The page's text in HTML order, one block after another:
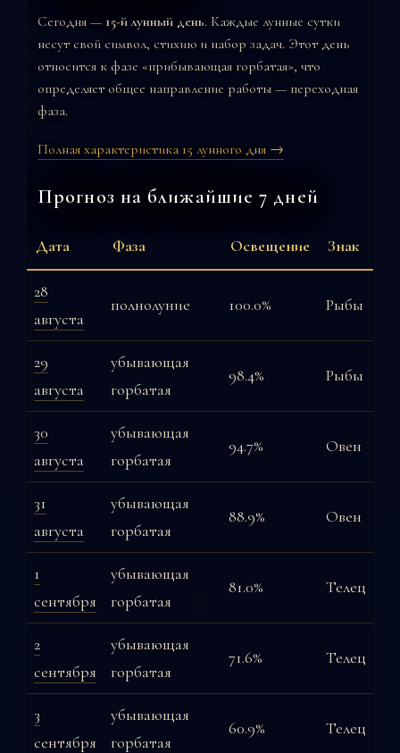
Сегодня — 15-й лунный день. Каждые лунные сутки
несут свой символ, стихию и набор задач. Этот день
относится к фазе «прибывающая горбатая», что
определяет общее направление работы — переходная
фаза.
Полная характеристика 15 лунного дня →
Прогноз на ближайшие 7 дней
Дата Фаза Освещение Знак
28
августа
полнолуние 100.0% Рыбы
29
августа
убывающая
горбатая
98.4% Рыбы
30
августа
убывающая
горбатая
94.7% Овен
31
августа
убывающая
горбатая
88.9% Овен
1
сентября
убывающая
горбатая
81.0% Телец
2
сентября
убывающая
горбатая
71.6% Телец
3
сентября
убывающая
горбатая
60.9% Телец